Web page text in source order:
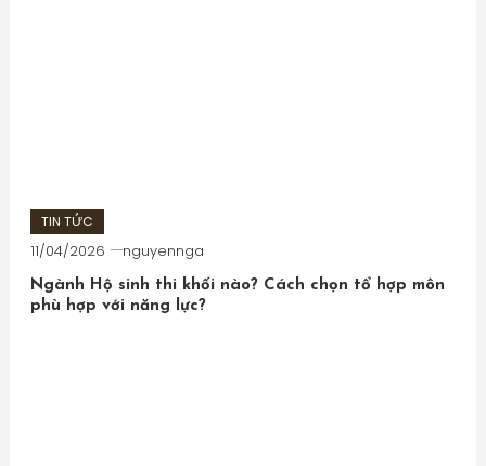
TIN TỨC
11/04/2026 nguyennga
Ngành Hộ sinh thi khối nào? Cách chọn tổ hợp môn
phù hợp với năng lực?